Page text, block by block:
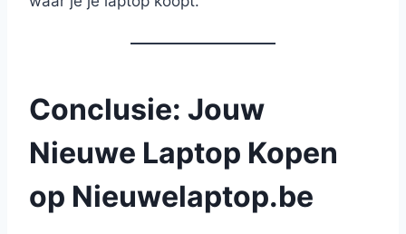
Conclusie: Jouw
Nieuwe Laptop Kopen
op Nieuwelaptop.be